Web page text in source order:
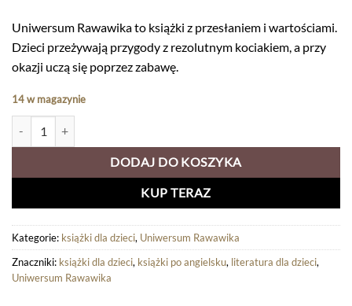
Uniwersum Rawawika to książki z przesłaniem i wartościami.
Dzieci przeżywają przygody z rezolutnym kociakiem, a przy
okazji uczą się poprzez zabawę.
14 w magazynie
DODAJ DO KOSZYKA
KUP TERAZ
Kategorie: książki dla dzieci, Uniwersum Rawawika
Znaczniki: książki dla dzieci, książki po angielsku, literatura dla dzieci,
Uniwersum Rawawika